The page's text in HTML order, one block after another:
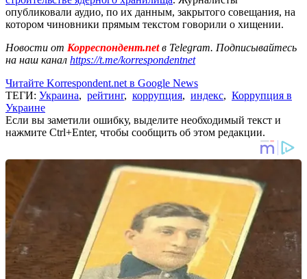
опубликовали аудио, по их данным, закрытого совещания, на
котором чиновники прямым текстом говорили о хищении.
Новости от Корреспондент.netв Telegram. Подписывайтесь
на наш канал https://t.me/korrespondentnet
Читайте Korrespondent.net в Google News
ТЕГИ: Украина, рейтинг, коррупция, индекс, Коррупция в
Украине
Если вы заметили ошибку, выделите необходимый текст и
нажмите Ctrl+Enter, чтобы сообщить об этом редакции.